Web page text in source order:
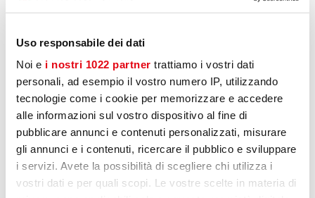
Uso responsabile dei dati
Noi e i nostri 1022 partner trattiamo i vostri dati
personali, ad esempio il vostro numero IP, utilizzando
tecnologie come i cookie per memorizzare e accedere
alle informazioni sul vostro dispositivo al fine di
pubblicare annunci e contenuti personalizzati, misurare
gli annunci e i contenuti, ricercare il pubblico e sviluppare
i servizi. Avete la possibilità di scegliere chi utilizza i
vostri dati e per quali scopi. Le vostre scelte in materia di
VEDI ANCHE
SERVIZI DI PRODOTTO